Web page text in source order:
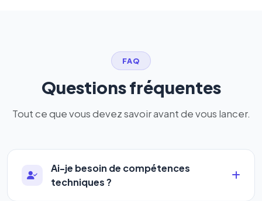
FAQ
Questions fréquentes
Tout ce que vous devez savoir avant de vous lancer.
Ai-je besoin de compétences
techniques ?